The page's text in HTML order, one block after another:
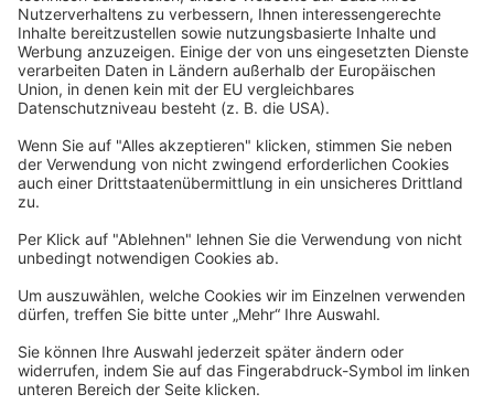
Allgemeine Geschäftsbedingungen
Widerrufsbelehrung
Datenschutzerklärung
Barrierefreiheitserklärung
Impressum
Newsletter
Per E-Mail informieren wir Sie über interessante Angebote.
Zum Newsletter anmelden
vhs Post
Zur vhs Post anmelden
Kontrast